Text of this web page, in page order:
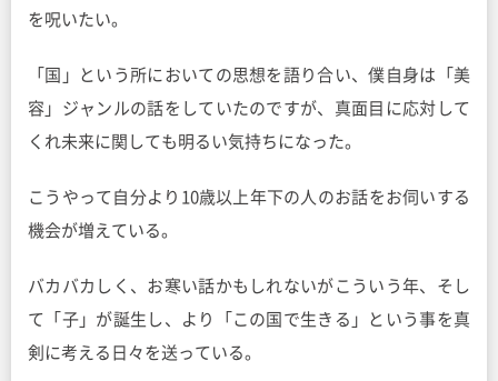
を呪いたい。
「国」という所においての思想を語り合い、僕自身は「美
容」ジャンルの話をしていたのですが、真面目に応対して
くれ未来に関しても明るい気持ちになった。
こうやって自分より10歳以上年下の人のお話をお伺いする
機会が増えている。
バカバカしく、お寒い話かもしれないがこういう年、そし
て「子」が誕生し、より「この国で生きる」という事を真
剣に考える日々を送っている。